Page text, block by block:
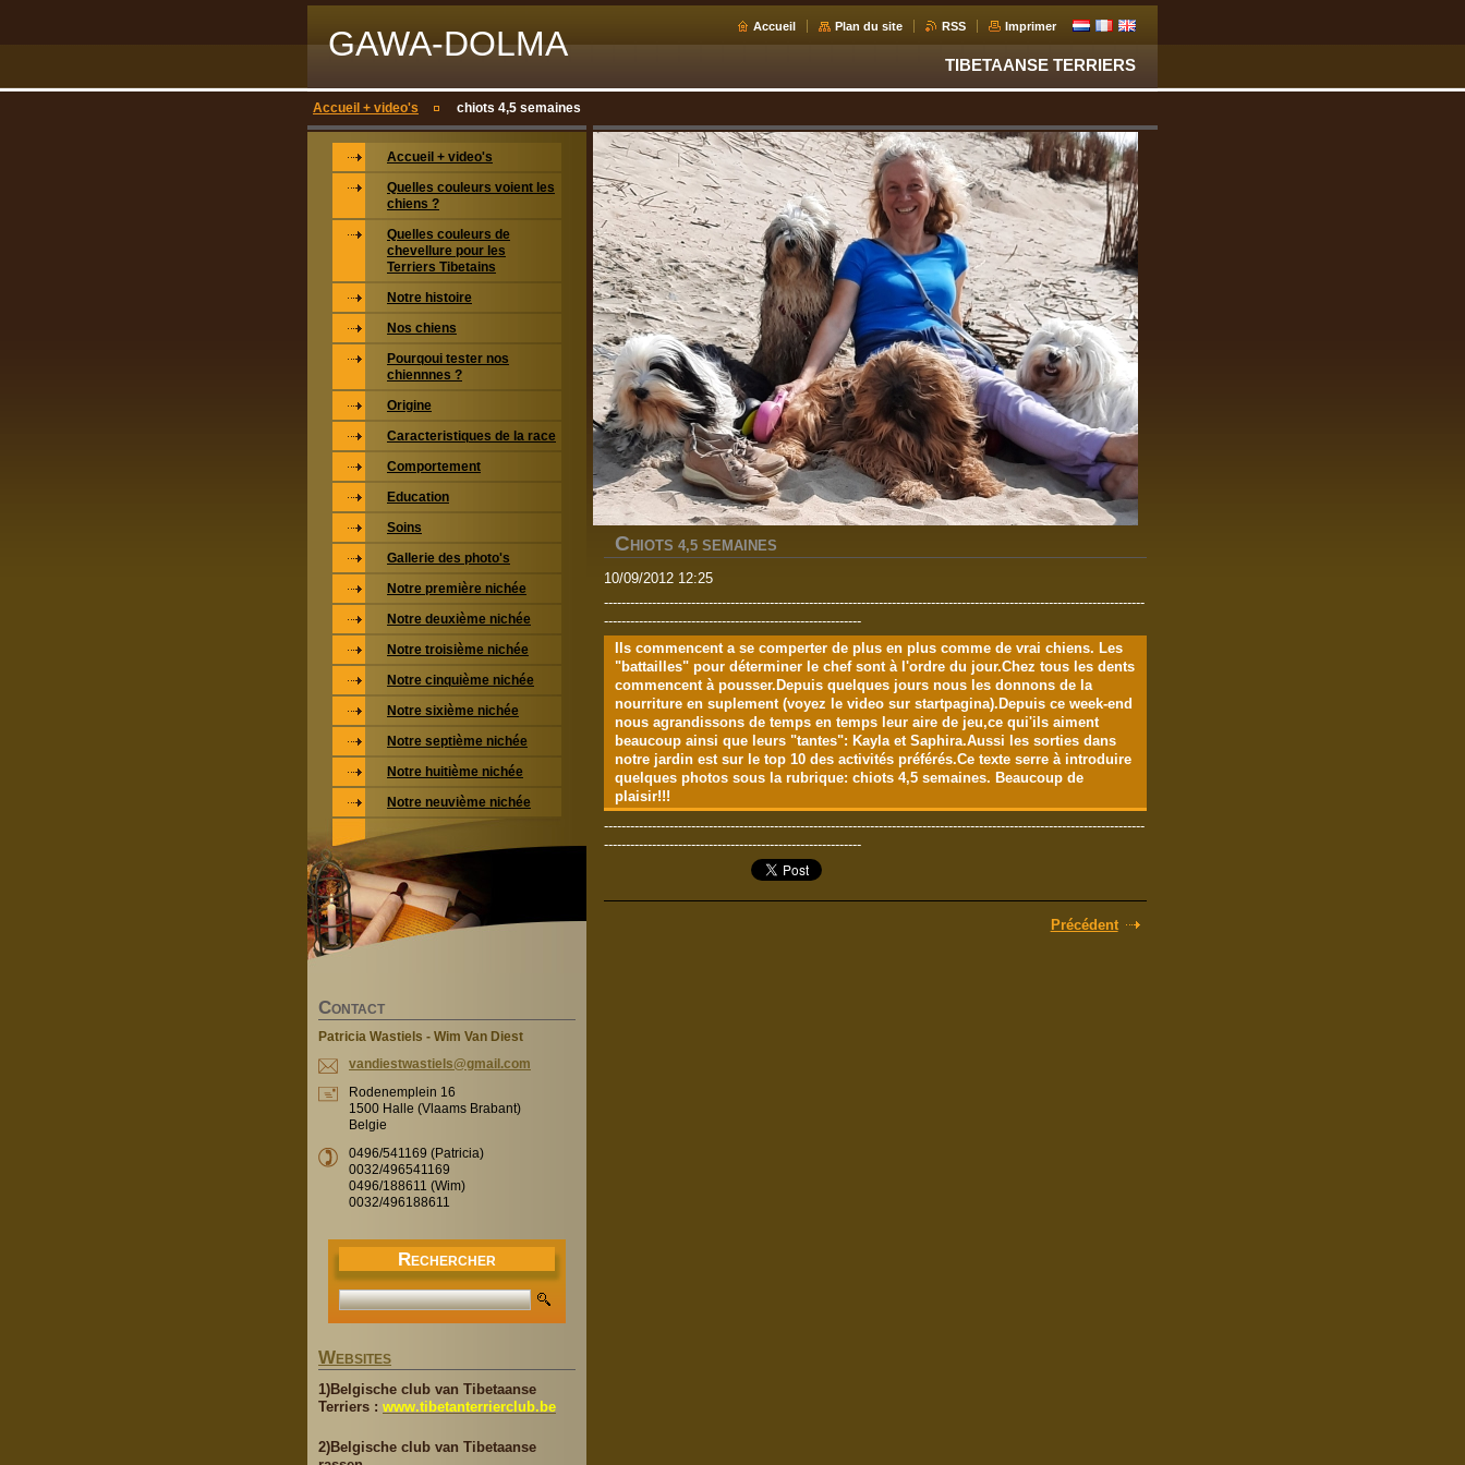
GAWA-DOLMA Accueil Plan du site RSS Imprimer
TIBETAANSE TERRIERS
Accueil + video's chiots 4,5 semaines
C HIOTS 4,5 SEMAINES
10/09/2012 12:25
----------------------------------------------------------------------------------------------------------------------------
-----------------------------------------------------------
Ils commencent a se comperter de plus en plus comme de vrai chiens. Les
"battailles" pour déterminer le chef sont à l'ordre du jour.Chez tous les dents
commencent à pousser.Depuis quelques jours nous les donnons de la
nourriture en suplement (voyez le video sur startpagina).Depuis ce week-end
nous agrandissons de temps en temps leur aire de jeu,ce qui'ils aiment
beaucoup ainsi que leurs "tantes": Kayla et Saphira.Aussi les sorties dans
notre jardin est sur le top 10 des activités préférés.Ce texte serre à introduire
quelques photos sous la rubrique: chiots 4,5 semaines. Beaucoup de
plaisir!!!
----------------------------------------------------------------------------------------------------------------------------
-----------------------------------------------------------
Précédent
Accueil + video's
Quelles couleurs voient les
chiens ?
Quelles couleurs de
chevellure pour les
Terriers Tibetains
Notre histoire
Nos chiens
Pourqoui tester nos
chiennnes ?
Origine
Caracteristiques de la race
Comportement
Education
Soins
Gallerie des photo's
Notre première nichée
Notre deuxième nichée
Notre troisième nichée
Notre cinquième nichée
Notre sixième nichée
Notre septième nichée
Notre huitième nichée
Notre neuvième nichée
CONTACT
Patricia Wastiels - Wim Van Diest
vandiestwastiels@gmail.com
Rodenemplein 16
1500 Halle (Vlaams Brabant)
Belgie
0496/541169 (Patricia)
0032/496541169
0496/188611 (Wim)
0032/496188611
RECHERCHER
WEBSITES
1)Belgische club van Tibetaanse
Terriers : www.tibetanterrierclub.be
2)Belgische club van Tibetaanse